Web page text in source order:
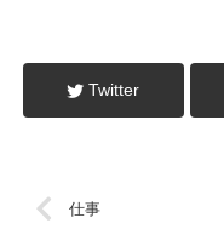
Twitter
仕事